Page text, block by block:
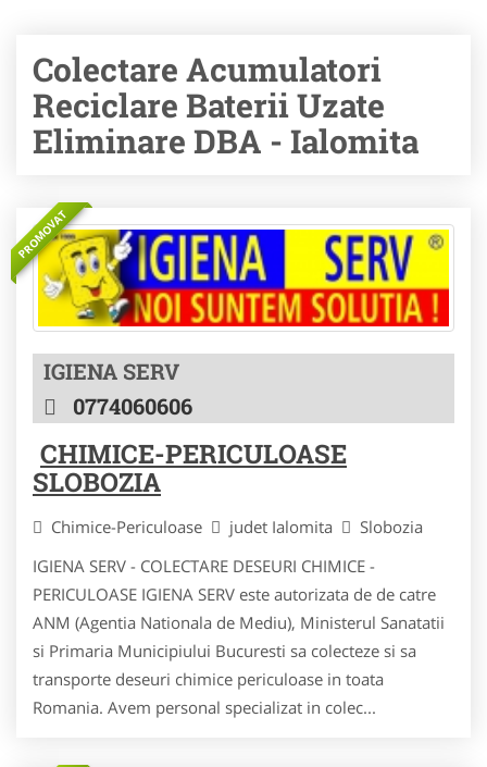
Colectare Acumulatori
Reciclare Baterii Uzate
Eliminare DBA - Ialomita
PROMOVAT
IGIENA SERV
0774060606
CHIMICE-PERICULOASE
SLOBOZIA
Chimice-Periculoase judet Ialomita
Slobozia
IGIENA SERV - COLECTARE DESEURI CHIMICE -
PERICULOASE IGIENA SERV este autorizata de de catre
ANM (Agentia Nationala de Mediu), Ministerul Sanatatii
si Primaria Municipiului Bucuresti sa colecteze si sa
transporte deseuri chimice periculoase in toata
Romania. Avem personal specializat in colec...